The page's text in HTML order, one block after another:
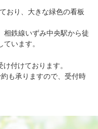
おり、大きな緑色の看板
相鉄線いずみ中央駅から徒
います。
付けております。
も承りますので、受付時